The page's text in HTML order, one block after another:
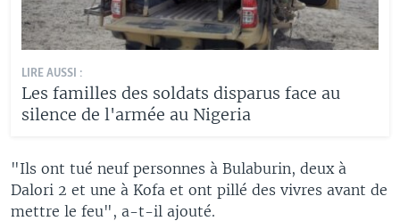
LIRE AUSSI :
Les familles des soldats disparus face au
silence de l'armée au Nigeria
"Ils ont tué neuf personnes à Bulaburin, deux à
Dalori 2 et une à Kofa et ont pillé des vivres avant de
mettre le feu", a-t-il ajouté.